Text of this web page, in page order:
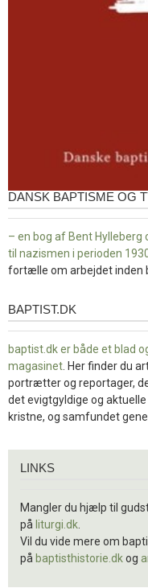
DANSK BAPTISME OG
– en bog af Bent
til nazismen i perioden
fortælle om arbejdet inden
baptist.dk
BAPTIST.DK
baptist.dk er både et blad
magasinet. Her finder du
portrætter og reportager,
det evigtgyldige og
kristne, og samfundet
LINKS
Mangler du hjælp til
på liturgi.dk.
Vil du vide mere om
på baptisthistorie.dkog